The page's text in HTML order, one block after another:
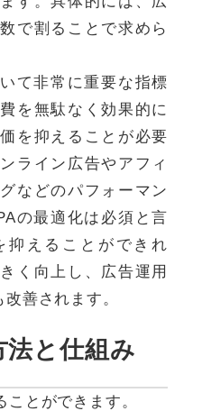
で割ることで求めら
て非常に重要な指標
を無駄なく効果的に
を抑えることが必要
ライン広告やアフィ
などのパフォーマン
の最適化は必須と言
抑えることができれ
く向上し、広告運用
善されます。
法と仕組み
とができます。